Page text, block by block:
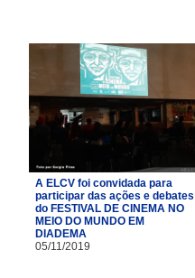
A ELCV foi convidada para
participar das ações e debates
do FESTIVAL DE CINEMA NO
MEIO DO MUNDO EM
DIADEMA
05/11/2019